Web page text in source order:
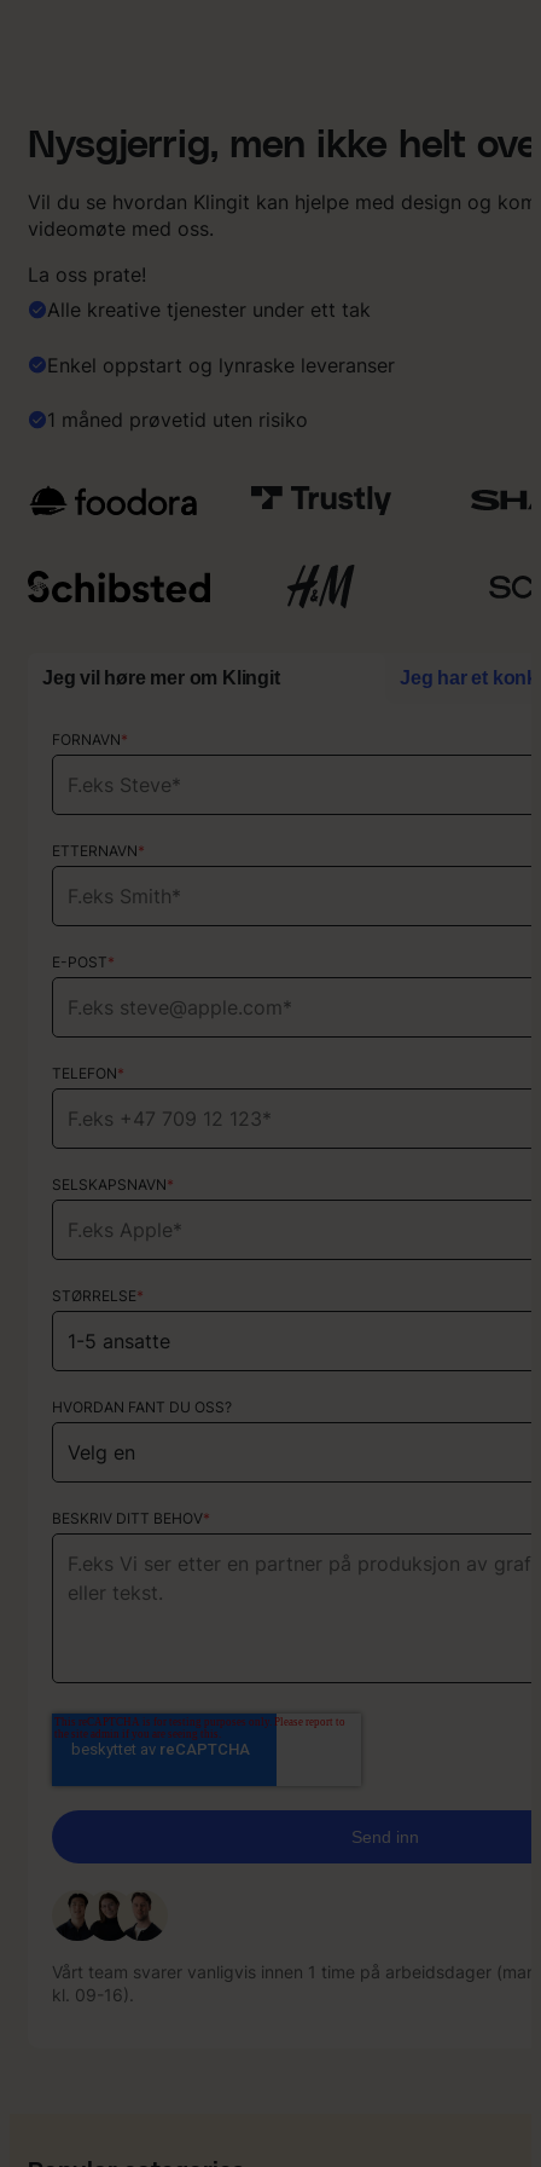
Nysgjerrig, men ikke helt
Vil du se hvordan Klingit kan hjelpe med design og
videomøte med oss.
La oss prate!
Alle kreative tjenester under ett tak
Enkel oppstart og lynraske leveranser
1 måned prøvetid uten risiko
Jeg vil høre mer om Klingit Jeg har et
FORNAVN*
ETTERNAVN*
E-POST*
TELEFON*
SELSKAPSNAVN*
STØRRELSE*
HVORDAN FANT DU OSS?
BESKRIV DITT BEHOV*
Vårt team svarer vanligvis innen 1 time på arbeidsdager
kl. 09-16).
FORNAVN*
ETTERNAVN*
E-POST*
TELEFON*
HVA SLAGS TYPE PROSJEKT?
Velg tjenester
HVORDAN FANT DU OSS?
KORT OM PROSJEKTET
kl. 09-16).